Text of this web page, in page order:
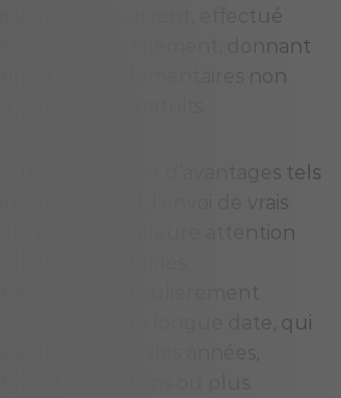
récurrent, effectué
ou annuellement, donnant
supplémentaires non
utilisateurs gratuits.
bénéficient d’avantages tels
exclusif, l’envoi de vrais
et une meilleure attention
lors des défilés.
est particulièrement
utilisateurs de longue date, qui
depuis des années,
neuf ans ou plus.